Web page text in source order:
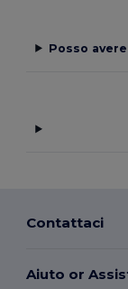
Posso
Contattaci
Aiuto or